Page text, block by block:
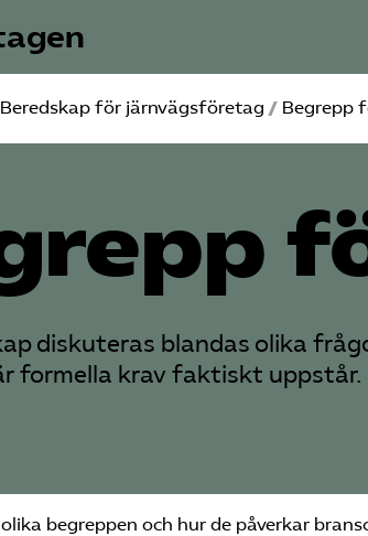
Beredskap för järnvägsföretag / Begrepp
diskuteras blandas olika
formella krav faktiskt
begreppen och hur de påverkar